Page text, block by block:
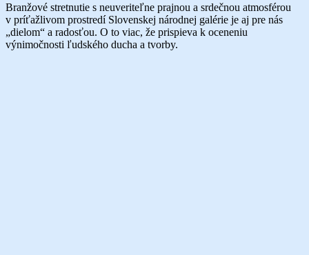
Branžové stretnutie s neuveriteľne prajnou a srdečnou atmosférou
v príťažlivom prostredí Slovenskej národnej galérie je aj pre nás
„dielom“ a radosťou. O to viac, že prispieva k oceneniu
výnimočnosti ľudského ducha a tvorby.